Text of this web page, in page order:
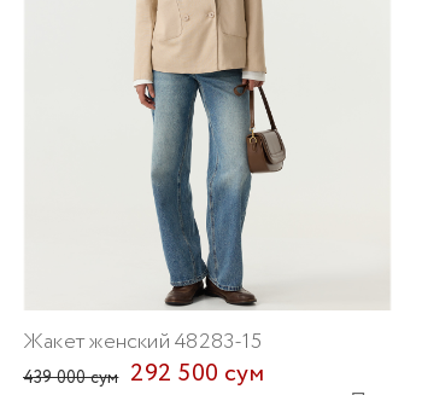
Жакет женский 48283-15
439 000 сум 292 500 сум